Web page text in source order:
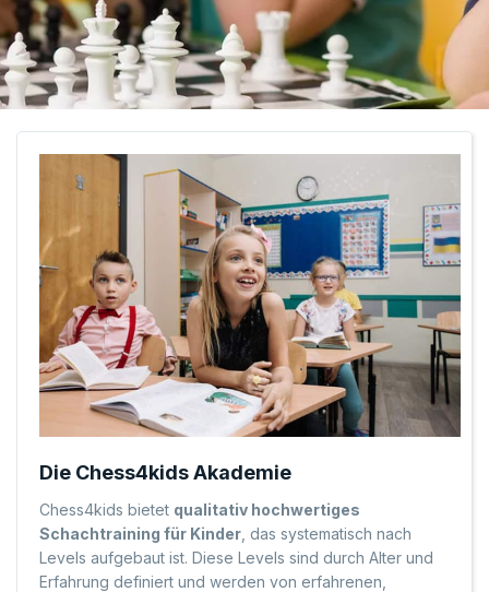
Die Chess4kids Akademie
Chess4kids bietet qualitativ hochwertiges
Schachtraining für Kinder , das systematisch nach
Levels aufgebaut ist. Diese Levels sind durch Alter und
Erfahrung definiert und werden von erfahrenen,